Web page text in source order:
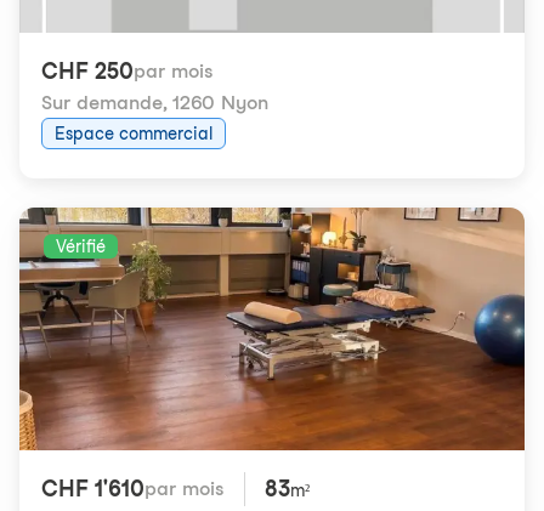
CHF 250par mois
Sur demande, 1260 Nyon
Espace commercial
Vérifié
CHF 1'610par mois 83m²